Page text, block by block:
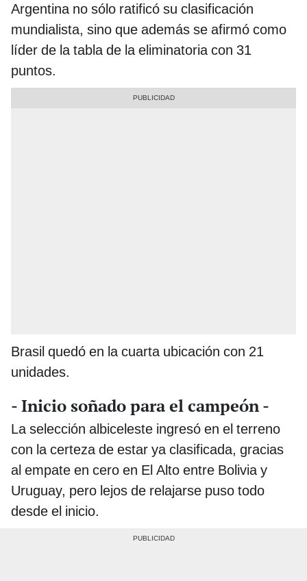
Argentina no sólo ratificó su clasificación
mundialista, sino que además se afirmó como
líder de la tabla de la eliminatoria con 31
puntos.
Brasil quedó en la cuarta ubicación con 21
unidades.
- Inicio soñado para el campeón -
La selección albiceleste ingresó en el terreno
con la certeza de estar ya clasificada, gracias
al empate en cero en El Alto entre Bolivia y
Uruguay, pero lejos de relajarse puso todo
desde el inicio.